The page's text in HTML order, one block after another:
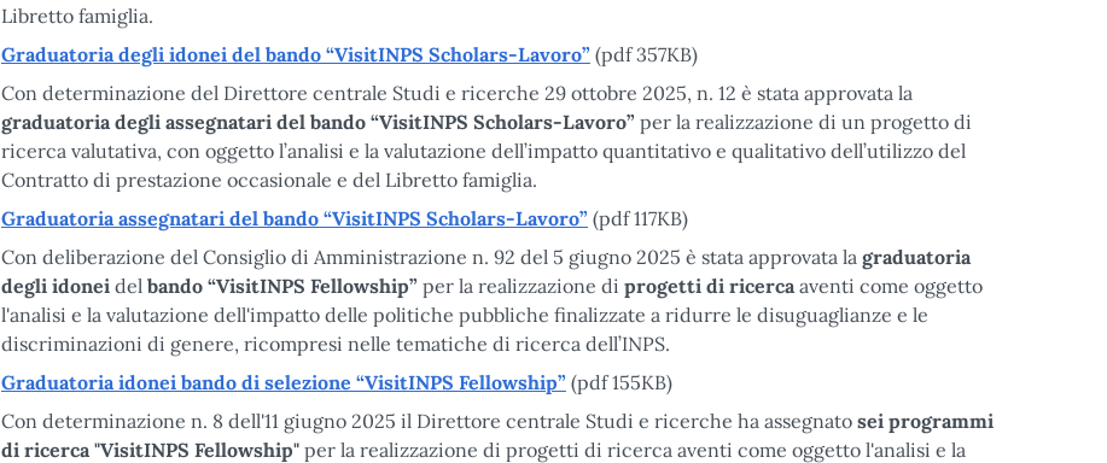
Libretto famiglia.
Graduatoria degli idonei del bando “VisitINPS Scholars-Lavoro” (pdf 357KB)
Con determinazione del Direttore centrale Studi e ricerche 29 ottobre 2025, n. 12 è stata approvata la
graduatoria degli assegnatari del bando “VisitINPS Scholars-Lavoro” per la realizzazione di un progetto di
ricerca valutativa, con oggetto l’analisi e la valutazione dell’impatto quantitativo e qualitativo dell’utilizzo del
Contratto di prestazione occasionale e del Libretto famiglia.
Graduatoria assegnatari del bando “VisitINPS Scholars-Lavoro” (pdf 117KB)
Con deliberazione del Consiglio di Amministrazione n. 92 del 5 giugno 2025 è stata approvata la graduatoria
degli idonei del bando “VisitINPS Fellowship” per la realizzazione di progetti di ricercaaventi come oggetto
l'analisi e la valutazione dell'impatto delle politiche pubbliche finalizzate a ridurre le disuguaglianze e le
discriminazioni di genere, ricompresi nelle tematiche di ricerca dell’INPS.
Graduatoria idonei bando di selezione “VisitINPS Fellowship” (pdf 155KB)
Con determinazione n. 8 dell'11 giugno 2025 il Direttore centrale Studi e ricerche ha assegnato sei programmi
di ricerca "VisitINPS Fellowship" per la realizzazione di progetti di ricerca aventi come oggetto l'analisi e la